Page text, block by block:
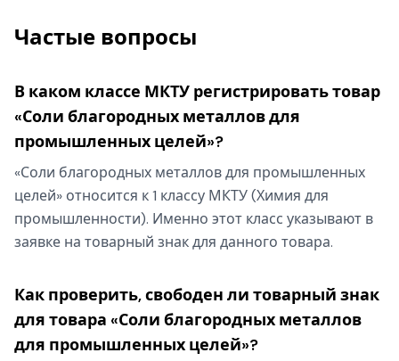
Частые вопросы
В каком классе МКТУ регистрировать товар
«Соли благородных металлов для
промышленных целей»?
«Соли благородных металлов для промышленных
целей» относится к 1 классу МКТУ (Химия для
промышленности). Именно этот класс указывают в
заявке на товарный знак для данного товара.
Как проверить, свободен ли товарный знак
для товара «Соли благородных металлов
для промышленных целей»?